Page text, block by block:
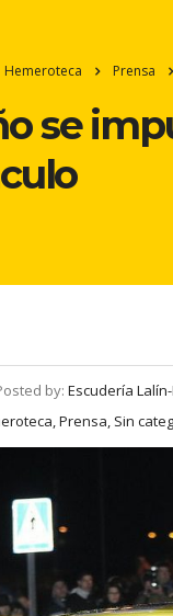
Hemeroteca Prensa
se
by: Escudería
Prensa, Sin